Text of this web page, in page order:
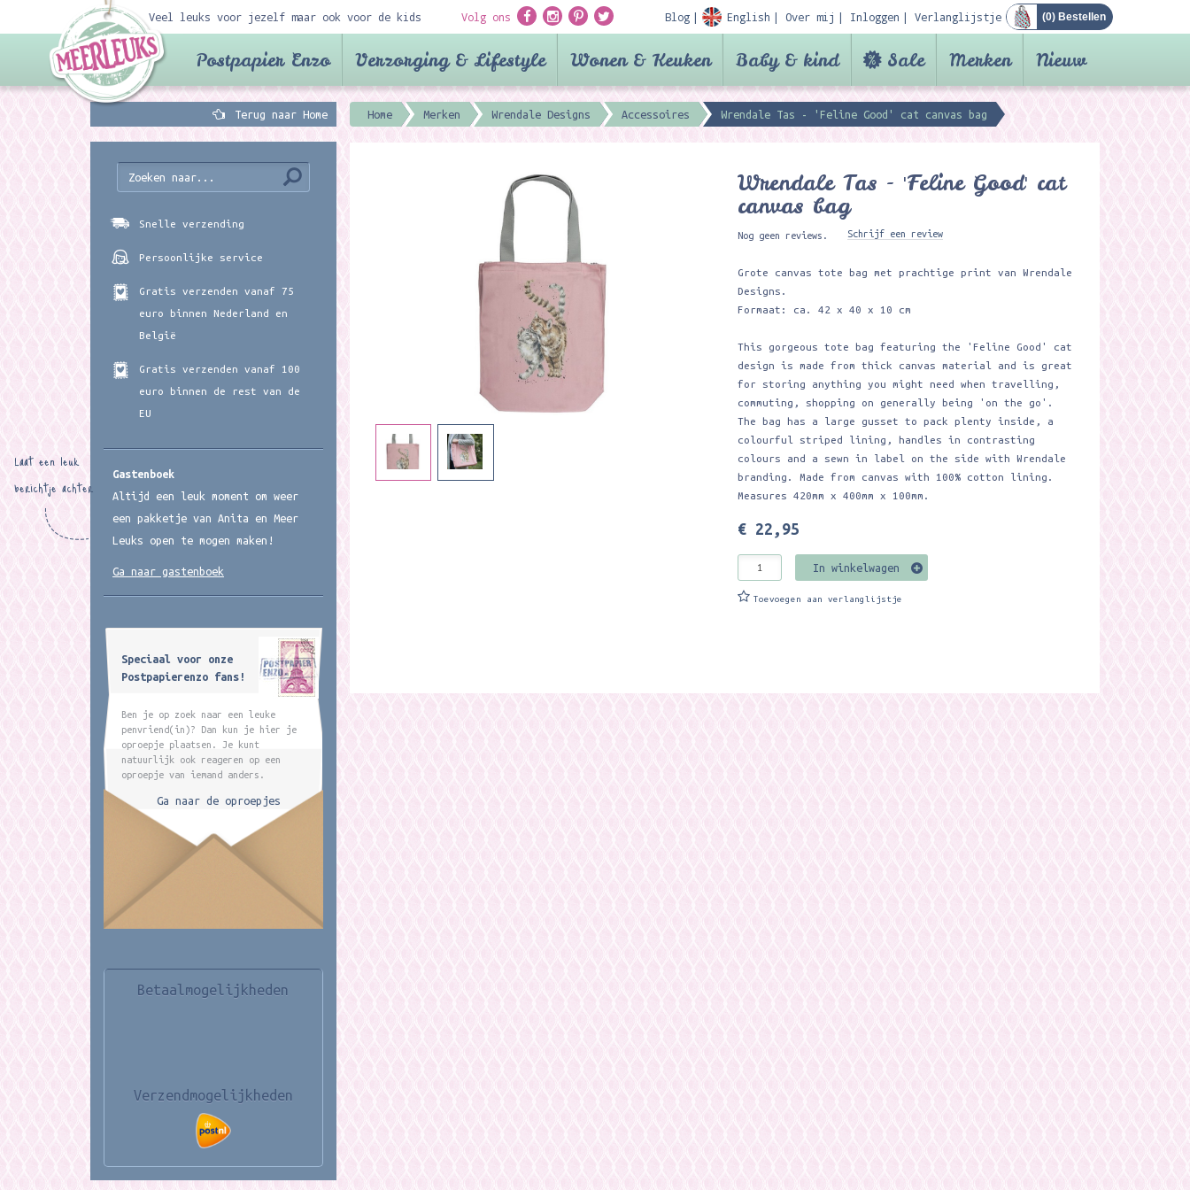
Veel leuks voor jezelf maar ook voor de kids Volg ons Blog English Over mij Inloggen Verlanglijstje (0) Bestellen
Postpapier Enzo Verzorging & Lifestyle Wonen & Keuken Baby & kind Sale Merken Nieuw
Terug naar Home Home Merken Wrendale Designs Accessoires Wrendale Tas - 'Feline Good' cat canvas bag
Wrendale Tas - 'Feline Good' cat
canvas bag
Nog geen reviews. Schrijf een review
Grote canvas tote bag met prachtige print van Wrendale
Designs.
Formaat: ca. 42 x 40 x 10 cm
This gorgeous tote bag featuring the 'Feline Good' cat
design is made from thick canvas material and is great
for storing anything you might need when travelling,
commuting, shopping on generally being 'on the go'.
The bag has a large gusset to pack plenty inside, a
colourful striped lining, handles in contrasting
colours and a sewn in label on the side with Wrendale
branding. Made from canvas with 100% cotton lining.
Measures 420mm x 400mm x 100mm.
€ 22,95
In winkelwagen
Toevoegen aan verlanglijstje
Snelle verzending
Persoonlijke service
Gratis verzenden vanaf 75
euro binnen Nederland en
België
Gratis verzenden vanaf 100
euro binnen de rest van de
EU
Gastenboek
Altijd een leuk moment om weer
een pakketje van Anita en Meer
Leuks open te mogen maken!
Laat een leuk
berichtje achter
Ga naar gastenboek
Speciaal voor onze
Postpapierenzo fans!
Ben je op zoek naar een leuke
penvriend(in)? Dan kun je hier je
oproepje plaatsen. Je kunt
natuurlijk ook reageren op een
oproepje van iemand anders.
Ga naar de oproepjes
Betaalmogelijkheden
Verzendmogelijkheden